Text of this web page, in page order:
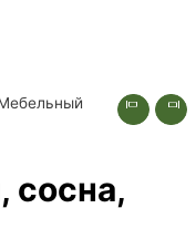
сосна,